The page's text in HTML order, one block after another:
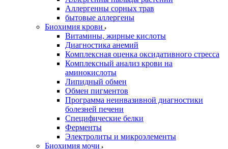
Аллергенны сорных трав
бытовые аллергены
Биохимия крови
Витамины, жирные кислоты
Диагностика анемий
Комплексная оценка оксидативного стресса
Комплексный анализ крови на
аминокислоты
Липидный обмен
Обмен пигментов
Программа неинвазивной диагностики
болезней печени
Специфические белки
Ферменты
Электролиты и микроэлементы
Биохимия мочи